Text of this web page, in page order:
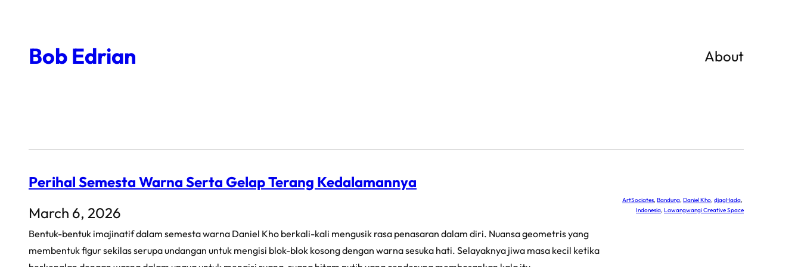
content
Bob Edrian About
Perihal Semesta Warna Serta Gelap Terang Kedalamannya
March 6, 2026
Bentuk-bentuk imajinatif dalam semesta warna Daniel Kho berkali-kali mengusik rasa penasaran dalam diri. Nuansa geometris yang
membentuk figur sekilas serupa undangan untuk mengisi blok-blok kosong dengan warna sesuka hati. Selayaknya jiwa masa kecil ketika
ArtSociates, Bandung, Daniel Kho, djagHadq
Indonesia, Lawangwangi Creative Space